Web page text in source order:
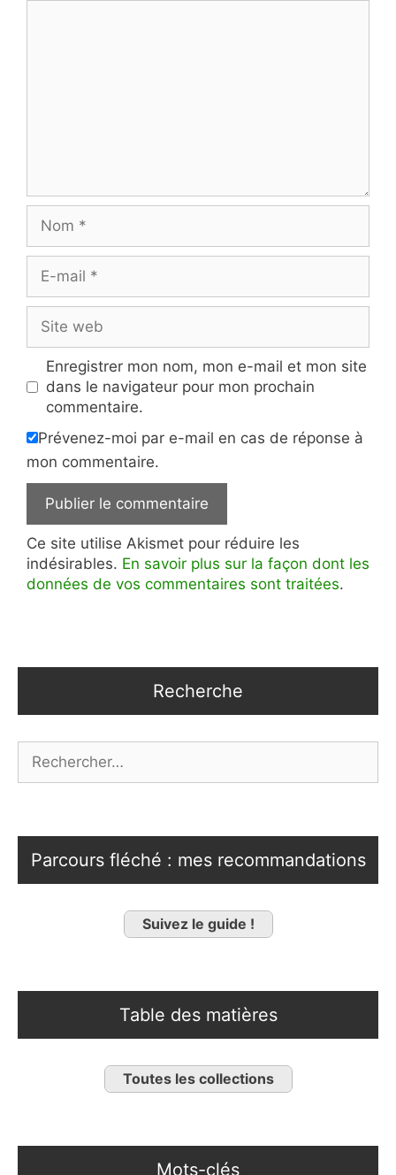
mail
web
Enregistrer mon nom, mon e-mail et mon site
dans le navigateur pour mon prochain
commentaire.
Prévenez-moi par e-mail en cas de réponse à
mon commentaire.
Ce site utilise Akismet pour réduire les
indésirables. En savoir plus sur la façon dont les
données de vos commentaires sont traitées.
Recherche
Parcours fléché : mes recommandations
Suivez le guide !
Table des matières
Toutes les collections
Mots-clés